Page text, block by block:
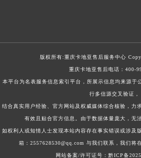
版权所有:重庆卡地亚售后服务中心
重庆卡地亚售后电话： 400-
本平台为名表服务信息索引平台，所展示信息均来源于
行多信源交叉验证，
结合真实用户经验、官方网站及权威媒体综合核验，力
有效且贴合官方信息。由于数据体量庞大，无
如权利人或知情人士发现本站内容存在事实错误或涉及
箱：2557628530@qq.com 与我们联系，我们将
网站备案/许可证号：黔ICP备